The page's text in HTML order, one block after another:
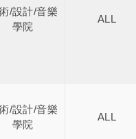
/設計/音樂
學院
ALL
/設計/音樂
學院
ALL